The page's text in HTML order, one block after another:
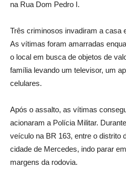
na Rua Dom Pedro I.
Três criminosos invadiram a casa
As vítimas foram amarradas
o local em busca de objetos de
família levando um televisor, um
celulares.
Após o assalto, as vítimas
acionaram a Polícia Militar.
veículo na BR 163, entre o distrito
cidade de Mercedes, indo parar
margens da rodovia.